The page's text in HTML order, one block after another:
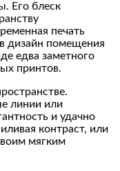
Его блеск
печать
дизайн помещения
едва заметного
принтов.
линии или
и удачно
контраст, или
мягким